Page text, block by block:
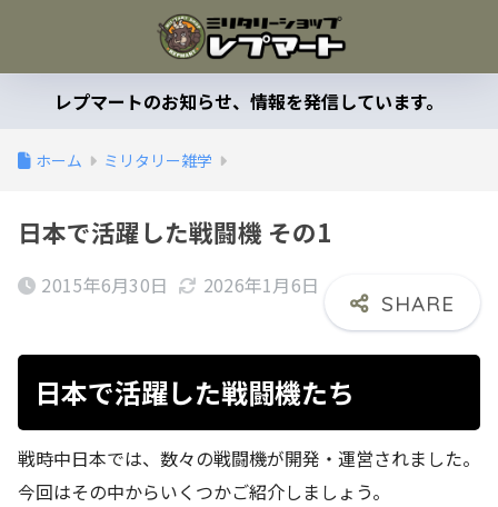
レプマートのお知らせ、情報を発信しています。
ホーム ミリタリー雑学
日本で活躍した戦闘機 その1
2015年6月30日 2026年1月6日
日本で活躍した戦闘機たち
戦時中日本では、数々の戦闘機が開発・運営されました。
今回はその中からいくつかご紹介しましょう。